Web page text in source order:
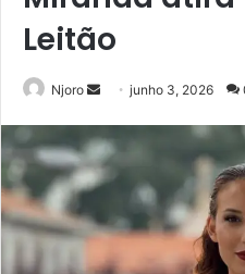
Leitão
Njoro
Mande
e-
mail
junho 3, 2026